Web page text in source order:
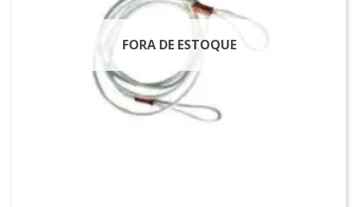
FORA DE ESTOQUE